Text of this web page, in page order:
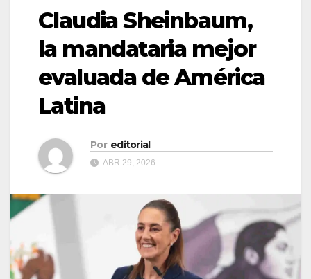
Claudia Sheinbaum,
la mandataria mejor
evaluada de América
Latina
Por editorial
ABR 29, 2026